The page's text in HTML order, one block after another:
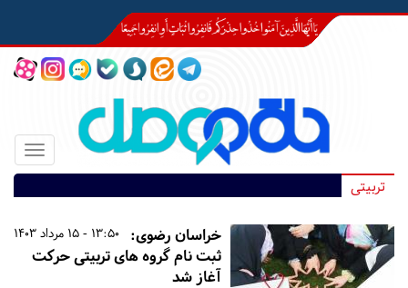
Toggle
تربیتی
13:50 - 15 مرداد 1403
خراسان رضوی:
ثبت نام گروه های تربیتی حرکت
آغاز شد